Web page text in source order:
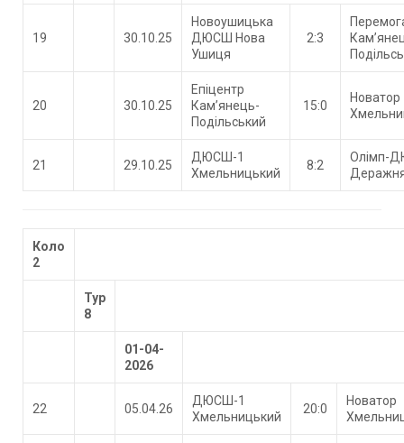
19 30.10.25
Новоушицька
ДЮСШ Нова
Ушиця
2:3
20 30.10.25
Епіцентр
Кам’янець-
Подільський
15:0
Новатор
21 29.10.25
ДЮСШ-1
Хмельницький
8:2
Олімп-
Коло
2
Тур
8
01-04-
2026
22 05.04.26
ДЮСШ-1
Хмельницький
20:0
Новатор